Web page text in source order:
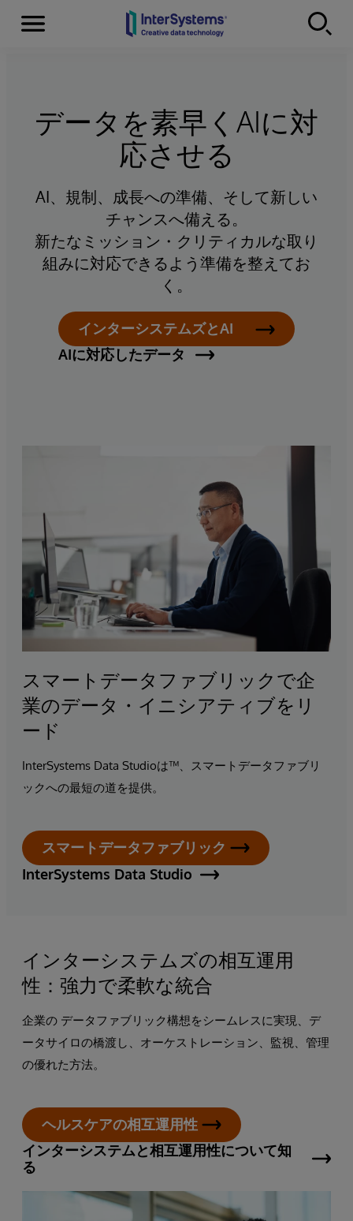
Skip to content
Menu
データを素早くAIに対
応させる
AI、規制、成長への準備、そして新しい
チャンスへ備える。
新たなミッション・クリティカルな取り
組みに対応できるよう準備を整えてお
く。
インターシステムズとAI
AIに対応したデータ
スマートデータファブリックで企
業のデータ・イニシアティブをリ
ード
InterSystems Data Studioは™、スマートデータファブリ
ックへの最短の道を提供。
スマートデータファブリック
InterSystems Data Studio
インターシステムズの相互運用
性：強力で柔軟な統合
企業の データファブリック構想をシームレスに実現、デ
ータサイロの橋渡し、オーケストレーション、監視、管理
の優れた方法。
ヘルスケアの相互運用性
インターシステムと相互運用性について知
る